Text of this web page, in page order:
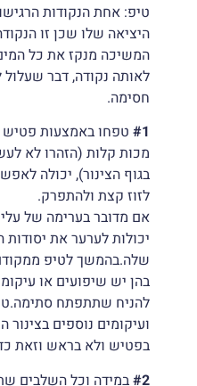
טיפ: אחת הנקודות
היציאה שלו שכן זו
המשיכה מנקז את כל
לאותה נקודה, דבר שעלול
חסימה.
#1טפחו באמצעות פטיש
מכות קלות (הזהרו לא
בגוף הצינור), יכולה
לזוז קצת ולהתפרק.
אם מדובר בערימה של
יכולות לערער את יסודות
שלה.בהמשך לטיפ
בהן יש שיפועים או
להניח שתתפתח
ועיקומים נוספים בצינור
בפטיש ולא בראש וזאת
#2במידה וכל השלבים